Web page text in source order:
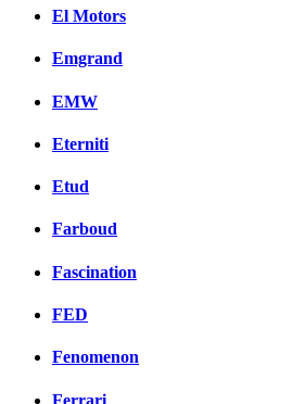
El Motors
Emgrand
EMW
Eterniti
Etud
Farboud
Fascination
FED
Fenomenon
Ferrari